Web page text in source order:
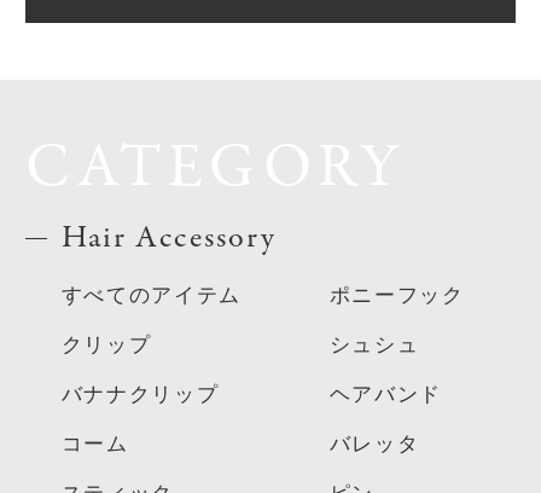
Hair Accessory
すべてのアイテム
クリップ
バナナクリップ
コーム
ポニーフック
シュシュ
ヘアバンド
バレッタ